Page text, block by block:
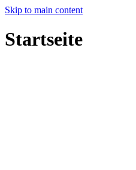
Skip to main content
Startseite